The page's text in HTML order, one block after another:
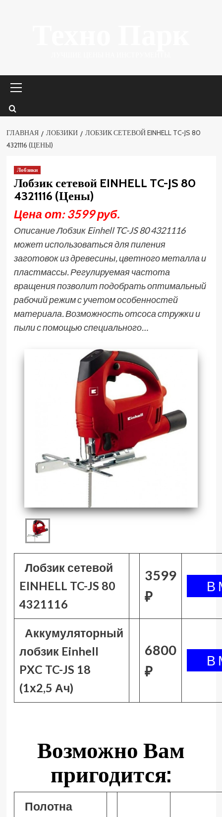
меню
ГЛАВНАЯ ЛОБЗИКИ
ЛОБЗИК СЕТЕВОЙ EINHELL TC-JS 80
4321116 (ЦЕНЫ)
Лобзики
Лобзик сетевой EINHELL TC-JS 80
4321116 (Цены)
Цена от: 3599 руб.
Описание Лобзик Einhell TC-JS 80 4321116
может использоваться для пиления
заготовок из древесины, цветного металла и
пластмассы. Регулируемая частота
вращения позволит подобрать оптимальный
рабочий режим с учетом особенностей
материала. Возможность отсоса стружки и
пыли с помощью специального…
Лобзик сетевой
EINHELL TC-JS 80
4321116
3599
₽
Аккумуляторный
лобзик Einhell
PXC TC-JS 18
(1х2,5 Ач)
6800
₽
Возможно Вам
пригодится:
Полотна